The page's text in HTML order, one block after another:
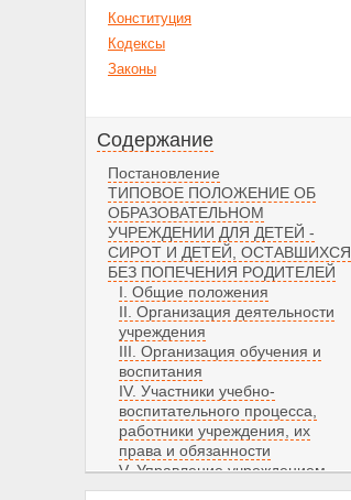
Конституция
Кодексы
Законы
Содержание
Постановление
ТИПОВОЕ ПОЛОЖЕНИЕ ОБ
ОБРАЗОВАТЕЛЬНОМ
УЧРЕЖДЕНИИ ДЛЯ ДЕТЕЙ -
СИРОТ И ДЕТЕЙ, ОСТАВШИХСЯ
БЕЗ ПОПЕЧЕНИЯ РОДИТЕЛЕЙ
I. Общие положения
II. Организация деятельности
учреждения
III. Организация обучения и
воспитания
IV. Участники учебно-
воспитательного процесса,
работники учреждения, их
права и обязанности
V. Управление учреждением
VI. Имущество и средства